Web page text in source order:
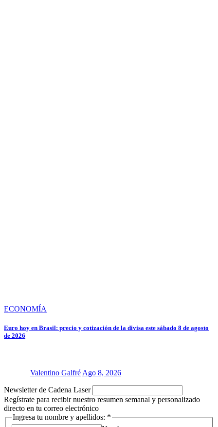
ECONOMÍA
Euro hoy en Brasil: precio y cotización de la divisa este sábado 8 de agosto
de 2026
Valentino Galfré Ago 8, 2026
Newsletter de Cadena Laser
Regístrate para recibir nuestro resumen semanal y personalizado
directo en tu correo electrónico
y Ingresa tu nombre y apellidos: *